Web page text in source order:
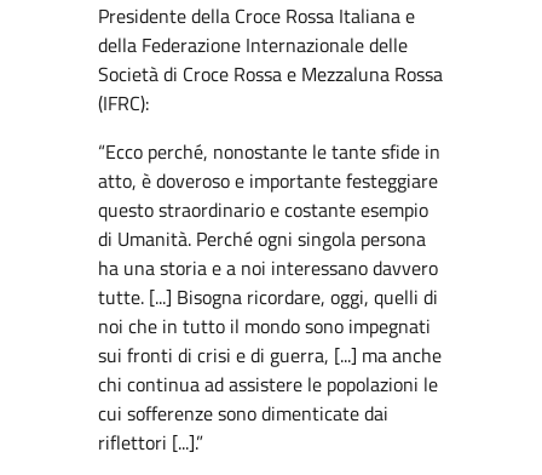
Presidente della Croce Rossa Italiana e
della Federazione Internazionale delle
Società di Croce Rossa e Mezzaluna Rossa
(IFRC):
“Ecco perché, nonostante le tante sfide in
atto, è doveroso e importante festeggiare
questo straordinario e costante esempio
di Umanità. Perché ogni singola persona
ha una storia e a noi interessano davvero
tutte. [...] Bisogna ricordare, oggi, quelli di
noi che in tutto il mondo sono impegnati
sui fronti di crisi e di guerra, [...] ma anche
chi continua ad assistere le popolazioni le
cui sofferenze sono dimenticate dai
riflettori [...].”